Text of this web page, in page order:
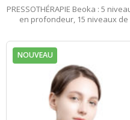
PRESSOTHÉRAPIE Beoka : 5
en profondeur, 15 niveaux
NOUVEAU